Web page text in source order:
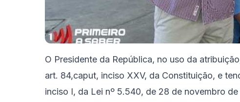
O Presidente da República, no uso da
art. 84,caput, inciso XXV, da Constituição, e
inciso I, da Lei nº 5.540, de 28 de novembro